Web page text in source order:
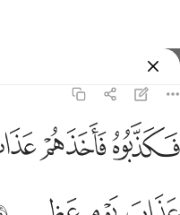
فكذبوه فاخذهم عذاب
فَكَذَّبُوهُ فَأَخَذَهُمْ عَذَابُﱧﱨ